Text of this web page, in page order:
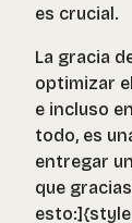
es crucial.
La gracia
optimizar
e incluso
todo, es
entregar
que